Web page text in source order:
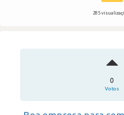
285
0
Votos